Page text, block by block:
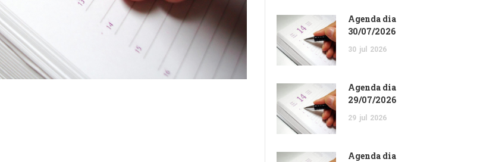
Agenda dia
30/07/2026
30 jul 2026
Agenda dia
29/07/2026
29 jul 2026
Agenda dia